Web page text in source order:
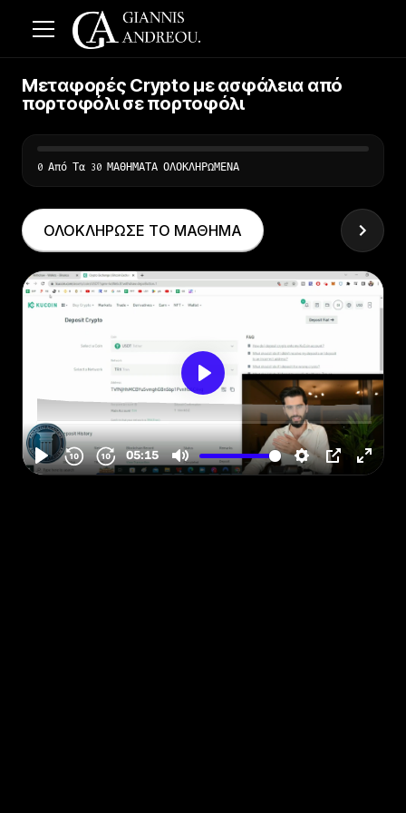
Μεταφορές Crypto με ασφάλεια από
πορτοφόλι σε πορτοφόλι
0 Από Τα 30 ΜΑΘΗΜΑΤΑ ΟΛΟΚΛΗΡΩΜΕΝΑ
ΟΛΟΚΛΗΡΩΣΕ ΤΟ ΜΑΘΗΜΑ